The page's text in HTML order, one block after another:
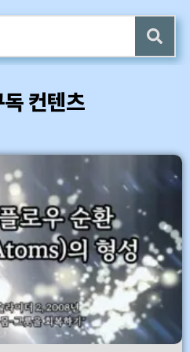
자책 증정
업데이트 (7/24)
기 컨텐츠